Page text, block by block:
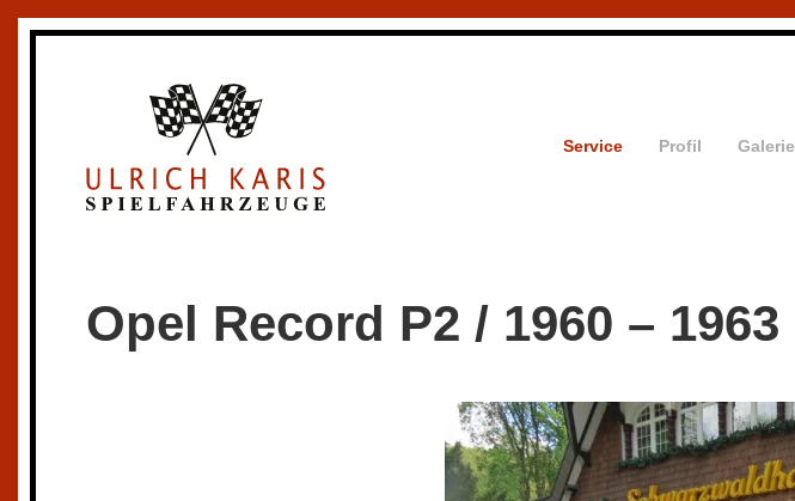
Service Profil Galerie
Opel Record P2 / 1960 – 1963